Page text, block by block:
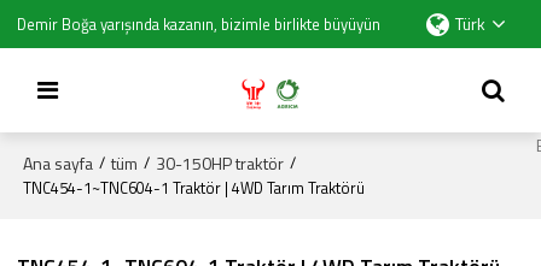
Demir Boğa yarışında kazanın, bizimle birlikte büyüyün Türk
Ana sayfa / tüm / 30-150HP traktör /
TNC454-1~TNC604-1 Traktör | 4WD Tarım Traktörü